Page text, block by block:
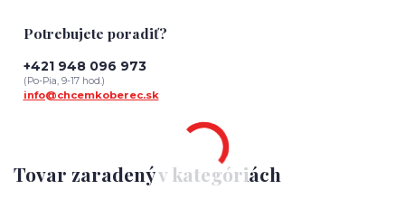
Tovar zaradený v kategóriách
Potrebujete poradiť?
+421 948 096 973
(Po-Pia, 9-17 hod.)
info@chcemkoberec.sk